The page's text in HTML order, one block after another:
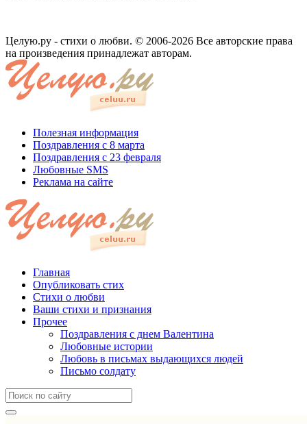
Целую.ру - стихи о любви. © 2006-2026 Все авторские права
на произведения принадлежат авторам.
Полезная информация
Поздравления с 8 марта
Поздравления с 23 февраля
Любовные SMS
Реклама на сайте
Главная
Опубликовать стих
Стихи о любви
Ваши стихи и признания
Прочее
Поздравления с днем Валентина
Любовные истории
Любовь в письмах выдающихся людей
Письмо солдату